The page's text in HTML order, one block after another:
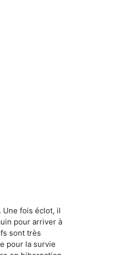
Une fois éclot, il
pour arriver à
sont très
pour la survie